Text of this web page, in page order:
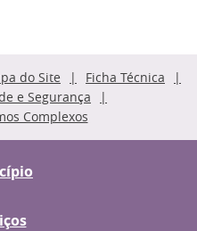
do Site
Ficha Técnica
e Segurança
Complexos